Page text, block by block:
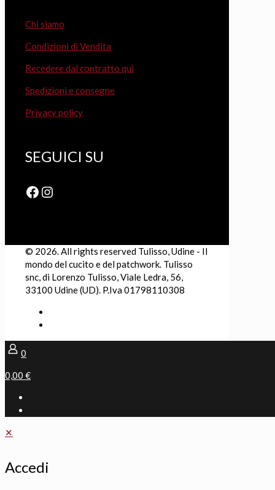
Chi siamo
Condizioni di Vendita
Recedere dal contratto qui
Spedizioni e consegne
Privacy policy
SEGUICI SU
Facebook
Instagram
© 2026. All rights reserved Tulisso, Udine - Il
mondo del cucito e del patchwork. Tulisso
snc, di Lorenzo Tulisso, Viale Ledra, 56,
33100 Udine (UD). P.Iva 01798110308
0
0,00 €
✕
Accedi